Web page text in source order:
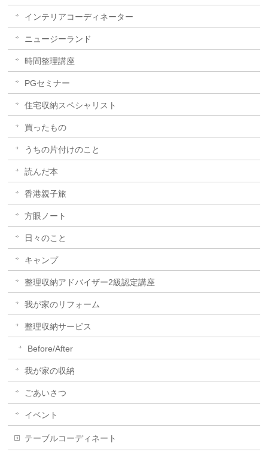
インテリアコーディネーター
ニュージーランド
時間整理講座
PGセミナー
住宅収納スペシャリスト
買ったもの
うちの片付けのこと
読んだ本
香港親子旅
方眼ノート
日々のこと
キャンプ
整理収納アドバイザー2級認定講座
我が家のリフォーム
整理収納サービス
Before/After
我が家の収納
ごあいさつ
イベント
テーブルコーディネート